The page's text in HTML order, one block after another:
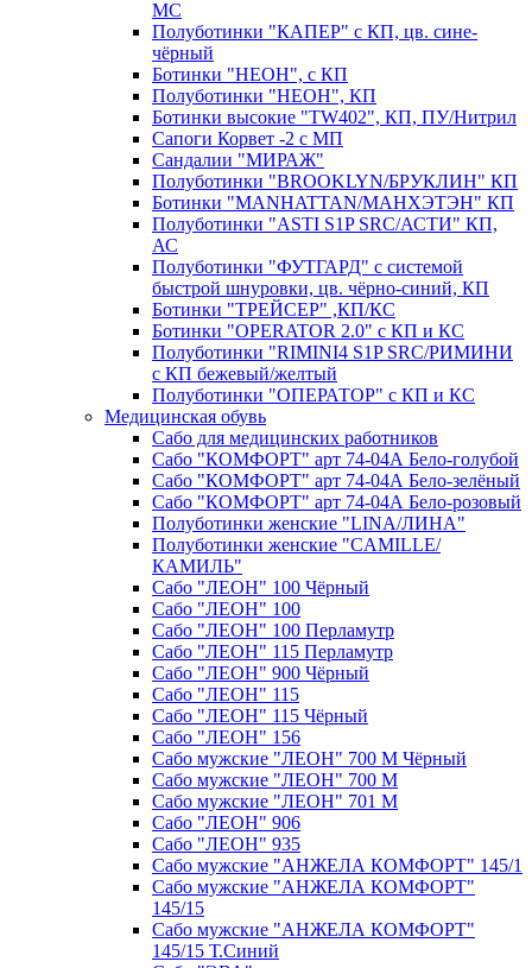
МС
Полуботинки "КАПЕР" с КП, цв. сине-
чёрный
Ботинки "НЕОН", с КП
Полуботинки "НЕОН", КП
Ботинки высокие "TW402", КП, ПУ/Нитрил
Сапоги Корвет -2 с МП
Сандалии "МИРАЖ"
Полуботинки "BROOKLYN/БРУКЛИН" КП
Ботинки "MANHATTAN/МАНХЭТЭН" КП
Полуботинки "ASTI S1P SRC/АСТИ" КП,
АС
Полуботинки "ФУТГАРД" с системой
быстрой шнуровки, цв. чёрно-синий, КП
Ботинки "ТРЕЙСЕР" ,КП/КС
Ботинки "OPERATOR 2.0" с КП и КС
Полуботинки "RIMINI4 S1P SRC/РИМИНИ
с КП бежевый/желтый
Полуботинки "ОПЕРАТОР" с КП и КС
Медицинская обувь
Сабо для медицинских работников
Сабо "КОМФОРТ" арт 74-04А Бело-голубой
Сабо "КОМФОРТ" арт 74-04А Бело-зелёный
Сабо "КОМФОРТ" арт 74-04А Бело-розовый
Полуботинки женские "LINA/ЛИНА"
Полуботинки женские "CAMILLE/
КАМИЛЬ"
Сабо "ЛЕОН" 100 Чёрный
Сабо "ЛЕОН" 100
Сабо "ЛЕОН" 100 Перламутр
Сабо "ЛЕОН" 115 Перламутр
Сабо "ЛЕОН" 900 Чёрный
Сабо "ЛЕОН" 115
Сабо "ЛЕОН" 115 Чёрный
Сабо "ЛЕОН" 156
Сабо мужские "ЛЕОН" 700 М Чёрный
Сабо мужские "ЛЕОН" 700 М
Сабо мужские "ЛЕОН" 701 М
Сабо "ЛЕОН" 906
Сабо "ЛЕОН" 935
Сабо мужские "АНЖЕЛА КОМФОРТ" 145/1
Сабо мужские "АНЖЕЛА КОМФОРТ"
145/15
Сабо мужские "АНЖЕЛА КОМФОРТ"
145/15 Т.Синий